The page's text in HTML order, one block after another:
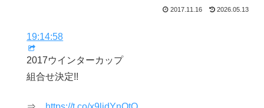
2017.11.16 2026.05.13
19:14:58
2017ウインターカップ
組合せ決定!!